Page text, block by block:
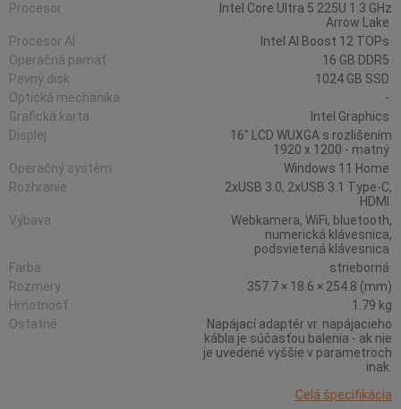
Procesor
Intel Core Ultra 5 225U 1.3 GHz
Arrow Lake
Procesor AI
Intel AI Boost 12 TOPs
Operačná pamäť
16 GB DDR5
Pevný disk
1024 GB SSD
Optická mechanika
-
Grafická karta
Intel Graphics
Displej
16" LCD WUXGA s rozlišením
1920 x 1200 - matný
Operačný systém
Windows 11 Home
Rozhranie
2xUSB 3.0, 2xUSB 3.1 Type-C,
HDMI
Výbava
Webkamera, WiFi, bluetooth,
numerická klávesnica,
podsvietená klávesnica
Farba
strieborná
Rozmery
357.7 × 18.6 × 254.8 (mm)
Hmotnosť
1.79 kg
Ostatné
Napájací adaptér vr. napájacieho
kábla je súčasťou balenia - ak nie
je uvedené vyššie v parametroch
inak.
Celá špecifikácia